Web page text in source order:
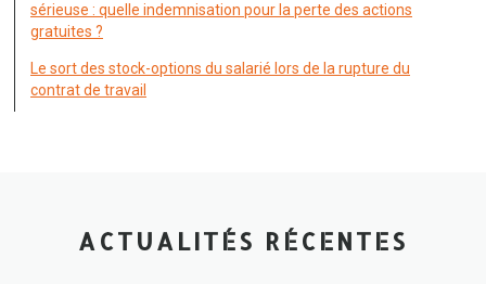
sérieuse : quelle indemnisation pour la perte des actions
gratuites ?
Le sort des stock-options du salarié lors de la rupture du
contrat de travail
ACTUALITÉS RÉCENTES